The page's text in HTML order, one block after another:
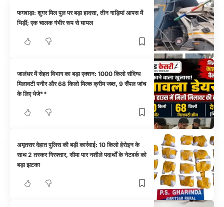
फगवाड़ा: शुगर मिल पुल पर बड़ा हादसा, तीन गाड़ियां आपस में
भिड़ीं; एक चालक गंभीर रूप से घायल
जालंधर में सेहत विभाग का बड़ा एक्शन: 1000 किलो संदिग्ध
मिलावटी पनीर और 68 किलो मिल्क क्रीम जब्त, 9 सैंपल जांच
के लिए भेजे**
अमृतसर देहात पुलिस की बड़ी कार्रवाई: 10 किलो हेरोइन के
साथ 2 तस्कर गिरफ्तार, सीमा पार नशीले पदार्थों के नेटवर्क को
बड़ा झटका